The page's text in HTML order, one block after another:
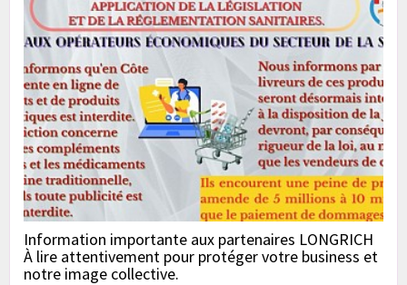
Information importante aux partenaires LONGRICH
À lire attentivement pour protéger votre business et
notre image collective.